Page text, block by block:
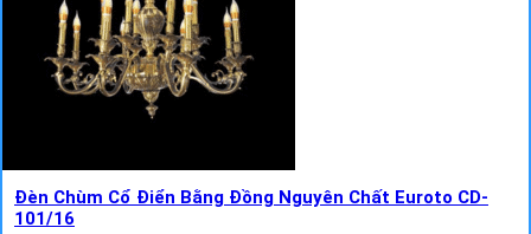
Đèn Chùm Cổ Điển Bằng Đồng Nguyên Chất Euroto CD-
101/16